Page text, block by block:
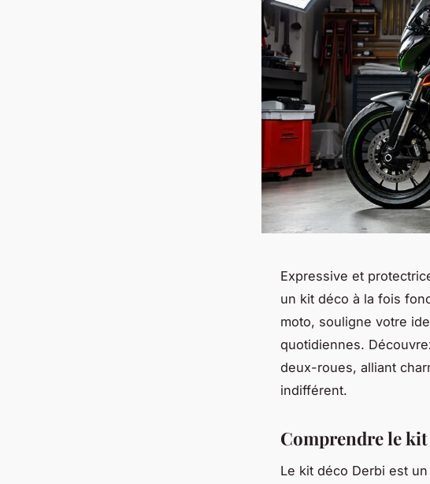
Expressive et
un kit déco à la fois
moto, souligne votre
quotidiennes.
deux-roues, alliant
indifférent.
Comprendre le
Le kit déco Derbi est